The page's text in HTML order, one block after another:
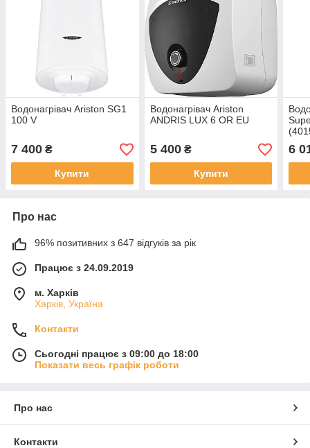
Водонагрівач Ariston SG1
100 V
7 400 ₴
Купити
Водонагрівач Ariston
ANDRIS LUX 6 OR EU
5 400₴
Купити
6
Про нас
96% позитивних з 647 відгуків за рік
Працює з 24.09.2019
м. Харків
Харків, Україна
Контакти
Сьогодні працює з 09:00 до 18:00
Показати весь графік роботи
Про нас
Контакти